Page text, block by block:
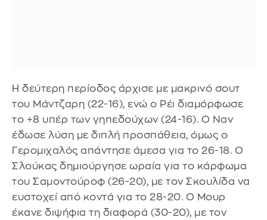
Η δεύτερη περίοδος άρχισε με μακρινό σουτ
του Μάντζαρη (22-16), ενώ ο Ρέι διαμόρφωσε
το +8 υπέρ των γηπεδούχων (24-16). Ο Ναν
έδωσε λύση με διπλή προσπάθεια, όμως ο
Γερομιχαλός απάντησε άμεσα για το 26-18. Ο
Σλούκας δημιούργησε ωραία για το κάρφωμα
του Σαμοντούροφ (26-20), με τον Σκουλίδα να
ευστοχεί από κοντά για το 28-20. Ο Μουρ
έκανε διψήφια τη διαφορά (30-20), με τον